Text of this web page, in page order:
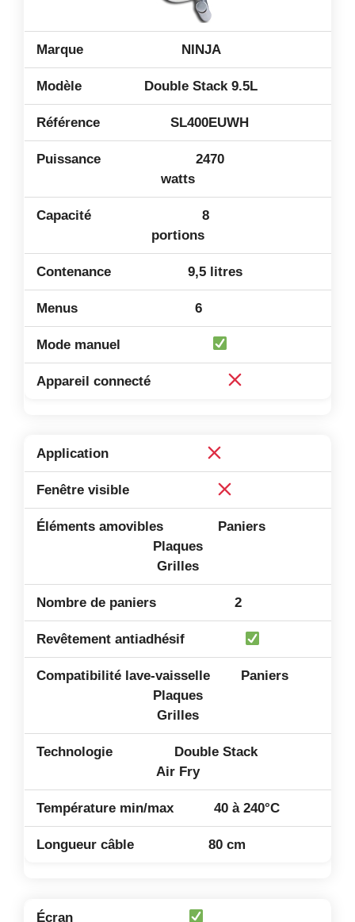
NINJA
Double Stack 9.5L
SL400EUWH
2470
watts
8
portions
9,5 litres
6
Paniers
Plaques
Grilles
2
Paniers
Plaques
Grilles
Double Stack
Air Fry
40 à 240°C
80 cm